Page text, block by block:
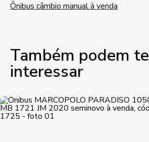
Ônibus câmbio manual à venda
Também podem te
interessar